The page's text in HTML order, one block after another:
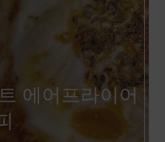
에어프라이어